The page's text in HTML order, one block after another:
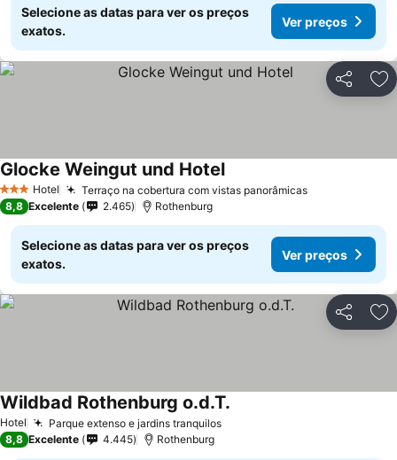
Selecione as datas para ver os preços
exatos.
Ver preços
Partilhar
3 EstrelasHotel Terraço na cobertura com vistas panorâmicasVer preços
Glocke Weingut und HotelVer preços
8,8 Excelente 2.465 Rothenburg
Selecione as datas para ver os preços
exatos.
Ver preços
Partilhar
Hotel Parque extenso e jardins tranquilosVer preços
Wildbad Rothenburg o.d.T.
8,8 Excelente 4.445 Rothenburg